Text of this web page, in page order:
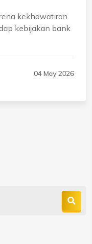
kekhawatiran
kebijakan bank
04 May 2026